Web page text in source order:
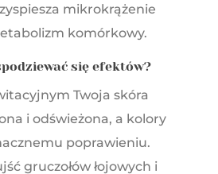
mikrokrążenie
komórkowy.
się efektów?
Twoja skóra
i odświeżona, a kolory
poprawieniu.
gruczołów łojowych i